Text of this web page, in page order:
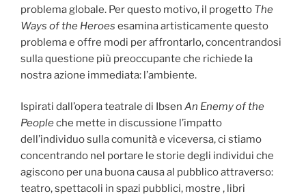
problema globale. Per questo motivo, il progetto The
Ways of the Heroes esamina artisticamente questo
problema e offre modi per affrontarlo, concentrandosi
sulla questione più preoccupante che richiede la
nostra azione immediata: l’ambiente.
Ispirati dall’opera teatrale di Ibsen An Enemy of the
Peopleche mette in discussione l’impatto
dell’individuo sulla comunità e viceversa, ci stiamo
concentrando nel portare le storie degli individui che
agiscono per una buona causa al pubblico attraverso:
teatro, spettacoli in spazi pubblici, mostre , libri